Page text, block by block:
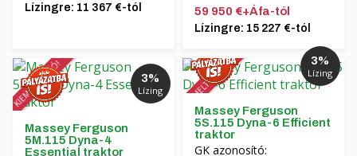
Lízingre: 11 367 €-tól 59 950 €+Áfa-tól
Lízingre: 15 227 €-tól
KIEMELT AKCIÓ! 3%
Lízing
Massey Ferguson
5M.115 Dyna-4
Essential traktor
KIEMELT AKCIÓ! 3%
Lízing
Massey Ferguson
5S.115 Dyna-6 Efficient
traktor
GK azonosító: